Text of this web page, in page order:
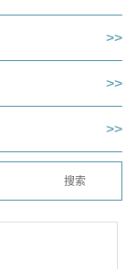
>>
>>
>>